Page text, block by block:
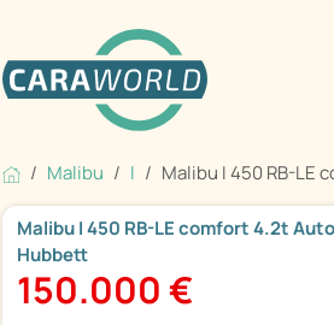
Malibu I Malibu I 450 RB-LE
Malibu I 450 RB-LE comfort 4.2t
Hubbett
150.000 €